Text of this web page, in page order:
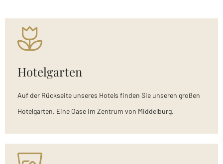
Hotelgarten
Auf der Rückseite unseres Hotels finden Sie unseren großen
Hotelgarten. Eine Oase im Zentrum von Middelburg.